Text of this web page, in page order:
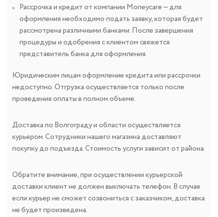
Рассрочка и кредит от компании Moneycare — для
оформления необходимо подать заявку, которая будет
рассмотрена различными банками. После завершения
процедуры и одобрения с клиентом свяжется
представитель банка для оформления.
Юридическим лицам оформление кредита или рассрочки
недоступно. Отгрузка осуществляется только после
проведения оплаты в полном объеме.
Доставка по Волгограду и области осуществляется
курьером. Сотрудники нашего магазина доставляют
покупку до подъезда. Стоимость услуги зависит от района.
Обратите внимание, при осуществлении курьерской
доставки клиент не должен выключать телефон. В случае
если курьер не сможет созвониться с заказчиком, доставка
не будет произведена.